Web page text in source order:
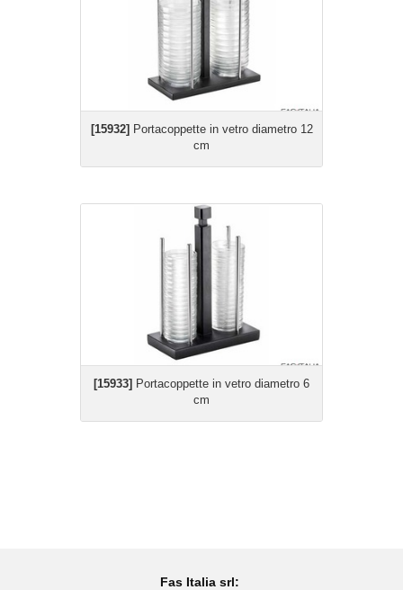
[15932] Portacoppette in vetro diametro 12
cm
[15933] Portacoppette in vetro diametro 6
cm
Fas Italia srl: